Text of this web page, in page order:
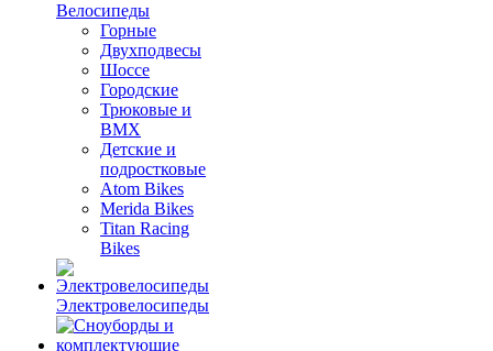
Велосипеды
Горные
Двухподвесы
Шоссе
Городские
Трюковые и
BMX
Детские и
подростковые
Atom Bikes
Merida Bikes
Titan Racing
Bikes
Электровелосипеды